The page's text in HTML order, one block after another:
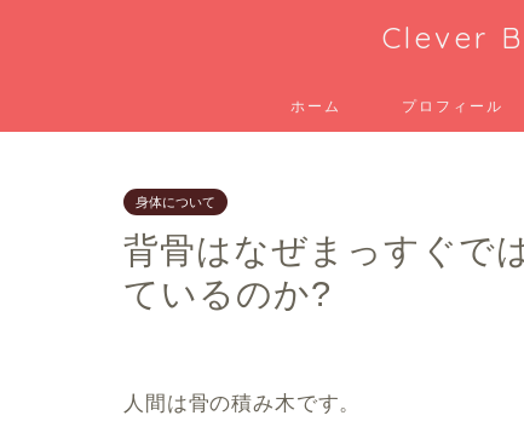
Clever
ホーム プロフィール
身体について
背骨はなぜまっすぐで
ているのか?
人間は骨の積み木です。